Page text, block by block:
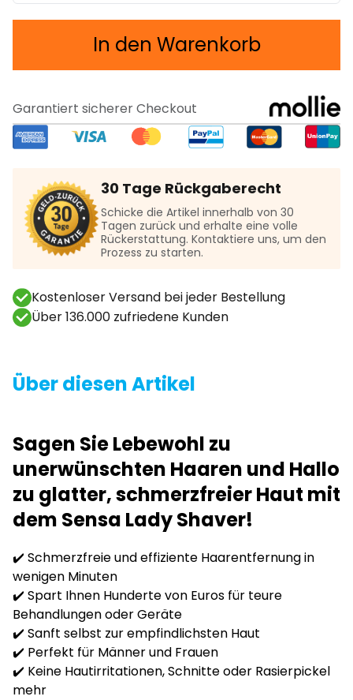
In den Warenkorb
Garantiert sicherer Checkout
30 Tage Rückgaberecht
Schicke die Artikel innerhalb von 30
Tagen zurück und erhalte eine volle
Rückerstattung. Kontaktiere uns, um den
Prozess zu starten.
Kostenloser Versand bei jeder Bestellung
Über 136.000 zufriedene Kunden
Über diesen Artikel
Sagen Sie Lebewohl zu
unerwünschten Haaren und Hallo
zu glatter, schmerzfreier Haut mit
dem Sensa Lady Shaver!
✔️ Schmerzfreie und effiziente Haarentfernung in
wenigen Minuten
✔️ Spart Ihnen Hunderte von Euros für teure
Behandlungen oder Geräte
✔️ Sanft selbst zur empfindlichsten Haut
✔️ Perfekt für Männer und Frauen
✔️ Keine Hautirritationen, Schnitte oder Rasierpickel
mehr